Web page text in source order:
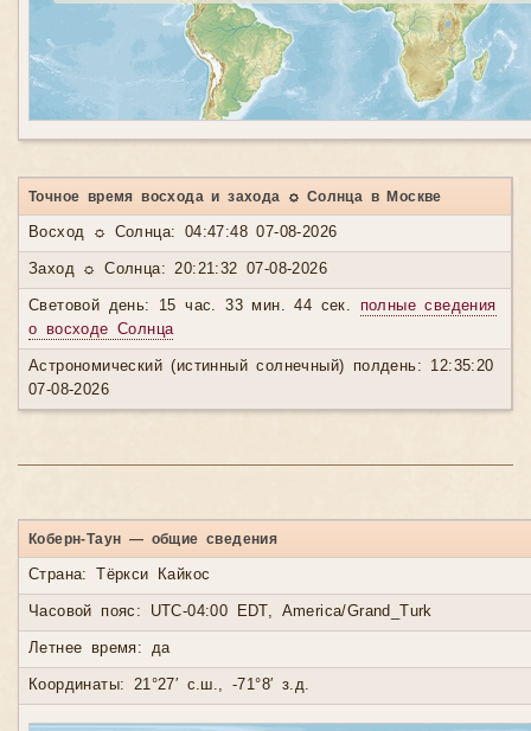
Точное время восхода и захода ☼ Солнца в Москве
Восход ☼ Солнца: 04:47:48 07-08-2026
Заход ☼ Солнца: 20:21:32 07-08-2026
Световой день: 15 час. 33 мин. 44 сек. полные сведения
о восходе Солнца
Астрономический (истинный солнечный) полдень: 12:35:20
07-08-2026
Коберн-Таун — общие сведения
Страна: Тёркси Кайкос
Часовой пояс: UTC-04:00 EDT, America/Grand_Turk
Летнее время: да
Координаты: 21°27′ с.ш., -71°8′ з.д.